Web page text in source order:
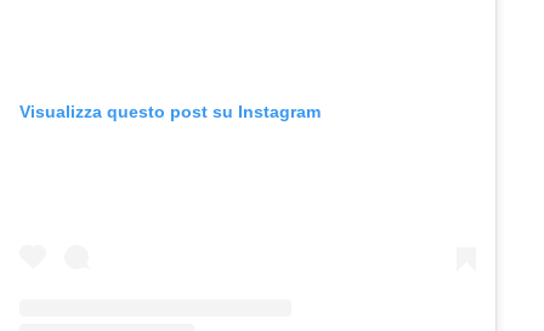
Visualizza questo post su Instagram